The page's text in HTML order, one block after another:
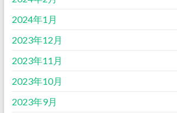
2024年1月
2023年12月
2023年11月
2023年10月
2023年9月